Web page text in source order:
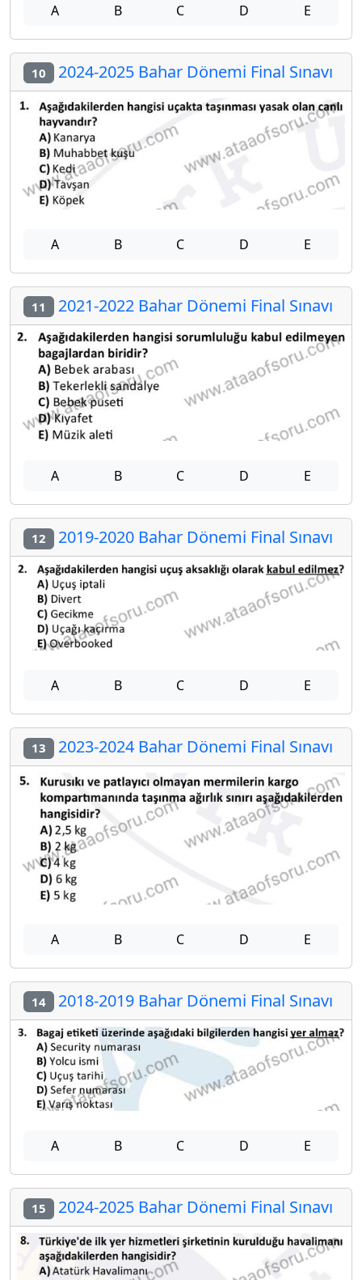
A B C D E
10 2024-2025 Bahar Dönemi Final Sınavı
A B C D E
11 2021-2022 Bahar Dönemi Final Sınavı
A B C D E
12 2019-2020 Bahar Dönemi Final Sınavı
A B C D E
13 2023-2024 Bahar Dönemi Final Sınavı
A B C D E
14 2018-2019 Bahar Dönemi Final Sınavı
A B C D E
15 2024-2025 Bahar Dönemi Final Sınavı